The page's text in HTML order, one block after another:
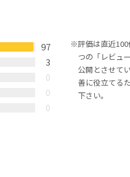
97
3
0
0
0
評価は直近
つの「レビュ
公開とさせて
善に役立てる
下さい。